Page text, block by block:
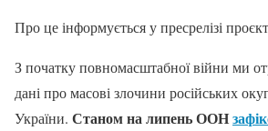
Про це інформується у пресрелізі
З початку повномасштабної війни ми
дані про масові злочини російських
України. Станом на липень ООН